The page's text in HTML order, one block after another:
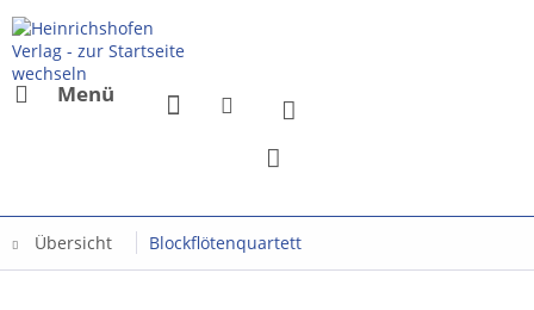
Menü
Übersicht Blockflötenquartett